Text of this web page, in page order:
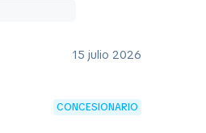
15 julio 2026
CONCESIONARIO